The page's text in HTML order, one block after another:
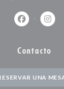
Facebook
Contacto
UNA